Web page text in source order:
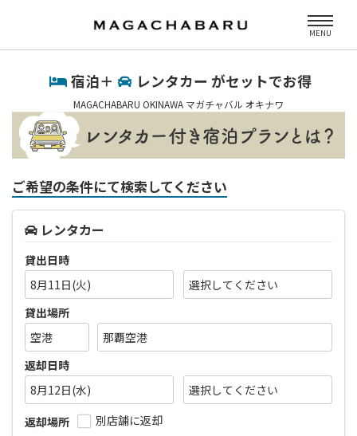
MENU
宿泊＋ レンタカー がセットでお得
MAGACHABARU OKINAWA マガチャバル オキナワ
ご希望の条件にて検索してください
レンタカー
貸出日時
8月11日(火)
貸出場所
返却日時
8月12日(水)
返却場所
別店舗に返却